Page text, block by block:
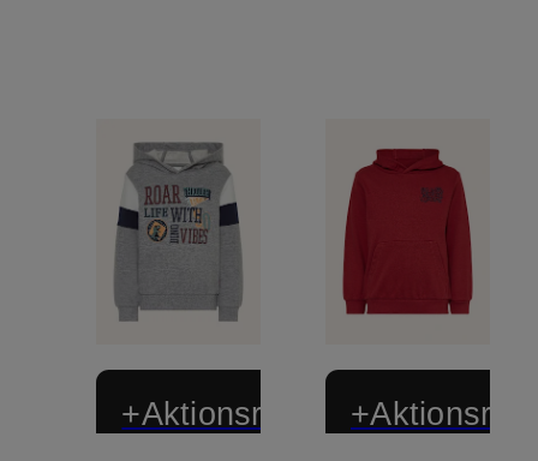
+Aktionsrabatt